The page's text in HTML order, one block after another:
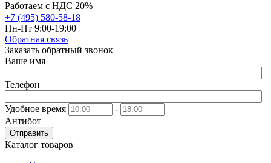
Работаем с НДС 20%
+7 (495) 580-58-18
Пн-Пт 9:00-19:00
Обратная связь
Заказать обратный звонок
Ваше имя
Телефон
Удобное время
-
Антибот
Отправить
Каталог товаров